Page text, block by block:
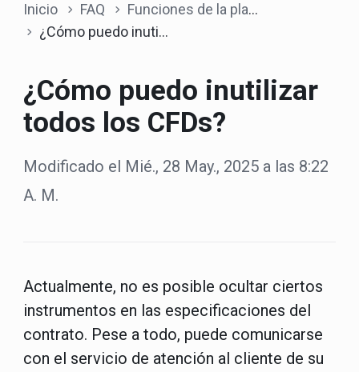
Inicio FAQ
Funciones de la plataforma
¿Cómo puedo inutilizar todos los CFDs?
¿Cómo puedo inutilizar
todos los CFDs?
Modificado el Mié., 28 May., 2025 a las 8:22
A. M.
Actualmente, no es posible ocultar ciertos
instrumentos en las especificaciones del
contrato. Pese a todo, puede comunicarse
con el servicio de atención al cliente de su